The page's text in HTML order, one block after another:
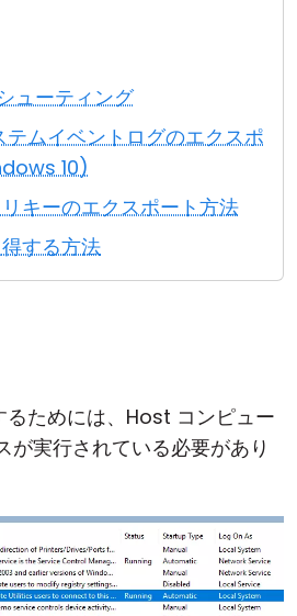
ューティング
ムイベントログのエクスポ
10)
キーのエクスポート方法
する方法
るためには、Host コンピュー
が実行されている必要があり
ス